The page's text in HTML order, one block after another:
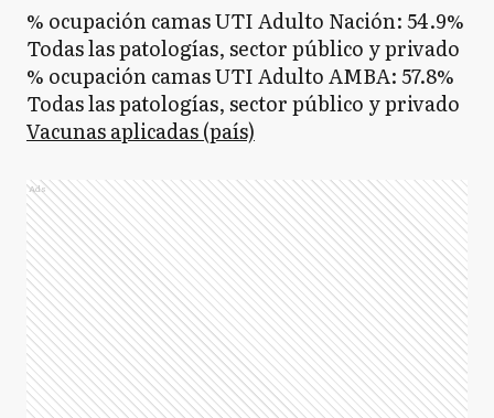
% ocupación camas UTI Adulto Nación: 54.9%
Todas las patologías, sector público y privado
% ocupación camas UTI Adulto AMBA: 57.8%
Todas las patologías, sector público y privado
Vacunas aplicadas (país)
Ads